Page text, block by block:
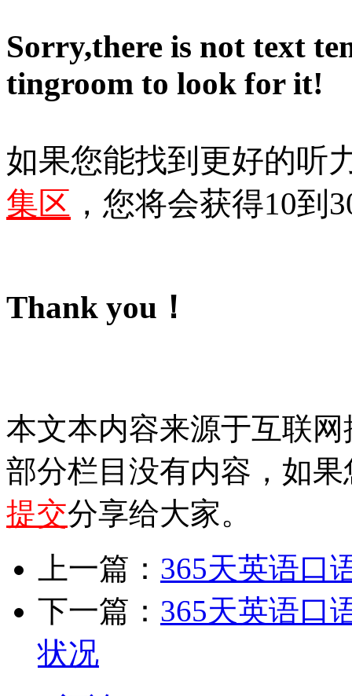
Sorry,there is not text
tingroom to look for it!
如果您能找到更好的听
集区 ，您将会获得10到
Thank you！
本文本内容来源于互联
部分栏目没有内容，如
提交分享给大家。
上一篇： 365天英语口
下一篇： 365天英语口
状况